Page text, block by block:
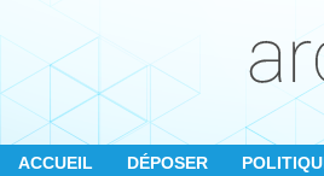
ACCUEIL DÉPOSER